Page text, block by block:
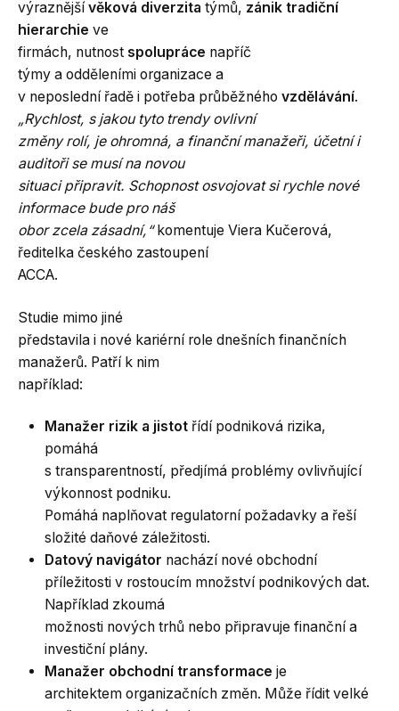
výraznějšívěková diverzita týmů, zánik tradiční
hierarchie ve
firmách, nutnost spolupráce napříč
týmy a odděleními organizace a
v neposlední řadě i potřeba průběžného vzdělávání.
„Rychlost, s jakou tyto trendy ovlivní
změny rolí, je ohromná, a finanční manažeři, účetní i
auditoři se musí na novou
situaci připravit. Schopnost osvojovat si rychle nové
informace bude pro náš
obor zcela zásadní,“komentuje Viera Kučerová,
ředitelka českého zastoupení
ACCA.
Studie mimo jiné
představila i nové kariérní role dnešních finančních
manažerů. Patří k nim
například:
Manažer rizik a jistot řídí podniková rizika,
pomáhá
s transparentností, předjímá problémy ovlivňující
výkonnost podniku.
Pomáhá naplňovat regulatorní požadavky a řeší
složité daňové záležitosti.
Datový navigátor nachází nové obchodní
příležitosti v rostoucím množství podnikových dat.
Například zkoumá
možnosti nových trhů nebo připravuje finanční a
investiční plány.
Manažer obchodní transformace je
architektem organizačních změn. Může řídit velké